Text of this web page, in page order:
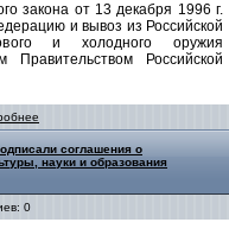
закона от 13 декабря 1996 г.
и вывоз из Российской
и холодного оружия
Правительством Российской
соглашения о
науки и образования
0